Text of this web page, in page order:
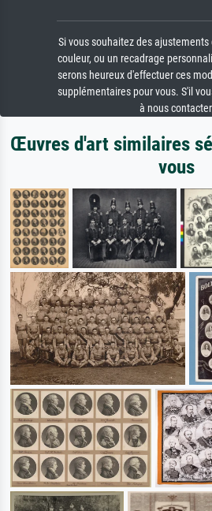
Si vous souhaitez des
couleur, ou un recadrage
serons heureux d'effectuer ces
supplémentaires pour vous. S'il
à nous
Œuvres d'art similaires
vous